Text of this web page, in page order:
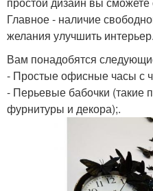
Главное - наличие
желания улучшить интерьер.
Вам понадобятся
- Простые офисные часы с
- Перьевые бабочки (такие
фурнитуры и декора);.